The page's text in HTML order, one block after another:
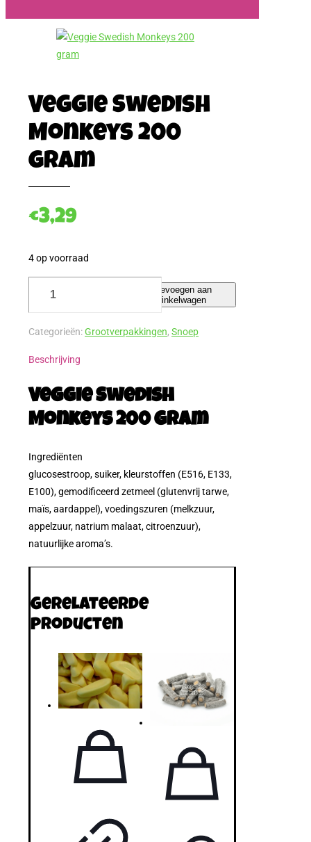
Veggie Swedish
Monkeys 200
gram
€3,29
4 op voorraad
Swedish
200
gram
Toevoegen aan
winkelwagen
Categorieën:Grootverpakkingen, Snoep
Beschrijving
Veggie Swedish
Monkeys 200 gram
Ingrediënten
glucosestroop, suiker, kleurstoffen (E516, E133,
E100), gemodificeerd zetmeel (glutenvrij tarwe,
maïs, aardappel), voedingszuren (melkzuur,
appelzuur, natrium malaat, citroenzuur),
natuurlijke aroma’s.
Gerelateerde
producten